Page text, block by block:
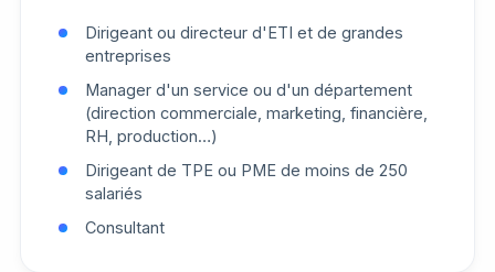
Dirigeant ou directeur d'ETI et de grandes
entreprises
Manager d'un service ou d'un département
(direction commerciale, marketing, financière,
RH, production…)
Dirigeant de TPE ou PME de moins de 250
salariés
Consultant